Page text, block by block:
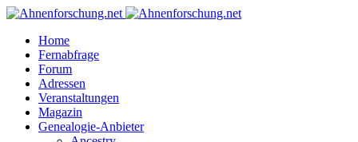
Home
Fernabfrage
Forum
Adressen
Veranstaltungen
Magazin
Genealogie-Anbieter